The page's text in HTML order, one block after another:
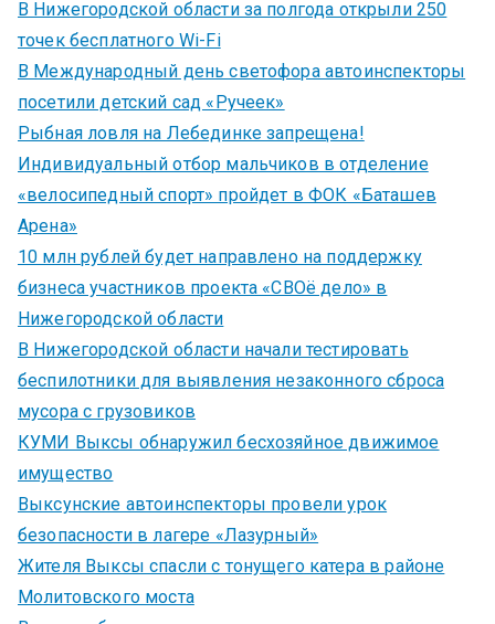
В Нижегородской области за полгода открыли 250
точек бесплатного Wi-Fi
В Международный день светофора автоинспекторы
посетили детский сад «Ручеек»
Рыбная ловля на Лебединке запрещена!
Индивидуальный отбор мальчиков в отделение
«велосипедный спорт» пройдет в ФОК «Баташев
Арена»
10 млн рублей будет направлено на поддержку
бизнеса участников проекта «СВОё дело» в
Нижегородской области
В Нижегородской области начали тестировать
беспилотники для выявления незаконного сброса
мусора с грузовиков
КУМИ Выксы обнаружил бесхозяйное движимое
имущество
Выксунские автоинспекторы провели урок
безопасности в лагере «Лазурный»
Жителя Выксы спасли с тонущего катера в районе
Молитовского моста